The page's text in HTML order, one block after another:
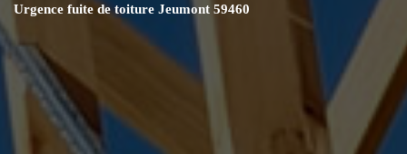
Urgence fuite de toiture Jeumont 59460